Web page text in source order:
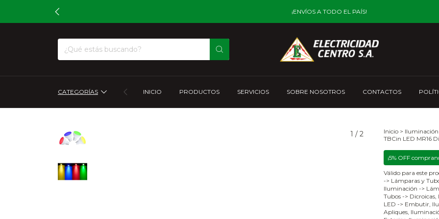
¡ENVÍOS A TODO EL PAÍS!
CATEGORÍAS INICIO PRODUCTOS SERVICIOS SOBRE NOSOTROS CONTACTOS
1 / 2 Inicio > Iluminación
TBCin LED MR16
¡5% OFF
Válido para este
-> Lámparas y
Iluminación ->
Tubos ->
LED -> Embutir,
Apliques,